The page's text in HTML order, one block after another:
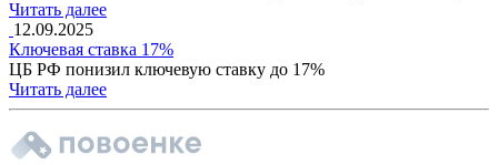
Читать далее
12.09.2025
Ключевая ставка 17%
ЦБ РФ понизил ключевую ставку до 17%
Читать далее